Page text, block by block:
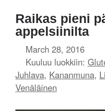
Raikas pieni
appelsiinilta
March 28, 2016
Kuuluu luokkiin:
Juhlava, Kananmuna,
Venäläinen